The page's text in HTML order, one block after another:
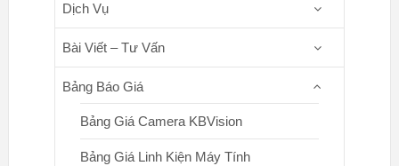
Dịch Vụ
Bài Viết – Tư Vấn
Bảng Báo Giá
Bảng Giá Camera KBVision
Bảng Giá Linh Kiện Máy Tính